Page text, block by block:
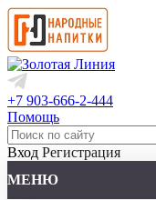
+7 903-666-2-444
Помощь
Вход Регистрация
МЕНЮ